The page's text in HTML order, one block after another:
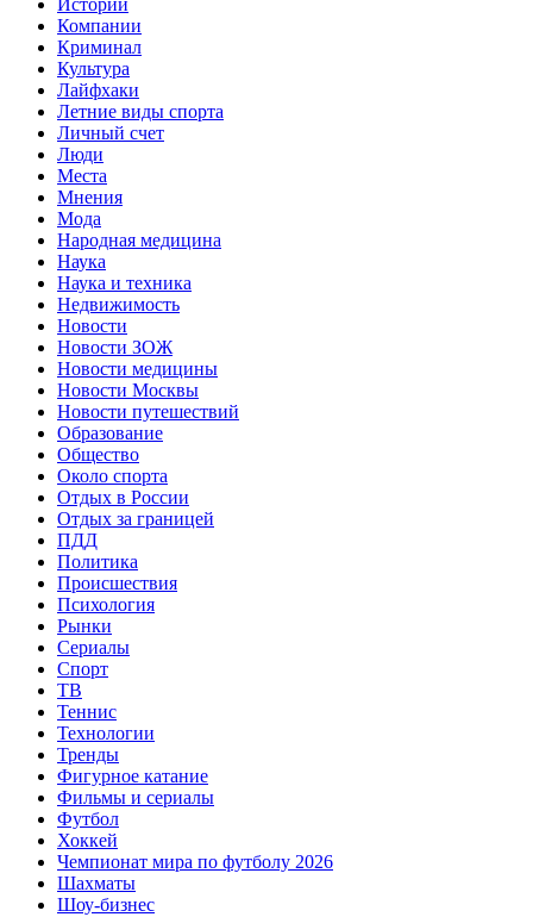
Истории
Компании
Криминал
Культура
Лайфхаки
Летние виды спорта
Личный счет
Люди
Места
Мнения
Мода
Народная медицина
Наука
Наука и техника
Недвижимость
Новости
Новости ЗОЖ
Новости медицины
Новости Москвы
Новости путешествий
Образование
Общество
Около спорта
Отдых в России
Отдых за границей
ПДД
Политика
Происшествия
Психология
Рынки
Сериалы
Спорт
ТВ
Теннис
Технологии
Тренды
Фигурное катание
Фильмы и сериалы
Футбол
Хоккей
Чемпионат мира по футболу 2026
Шахматы
Шоу-бизнес